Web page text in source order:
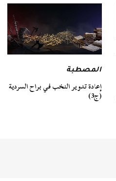
المصطبة
إعادة تدوير النخب في براح السردية
(ج3)